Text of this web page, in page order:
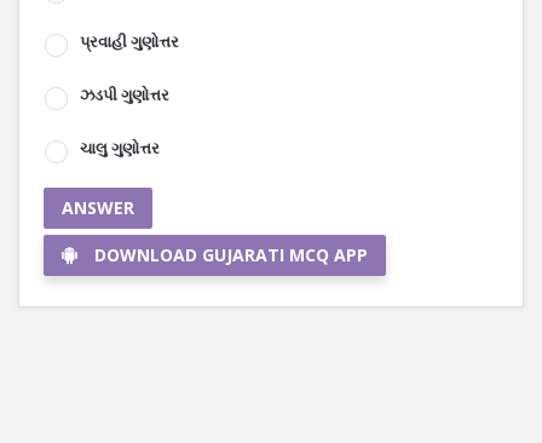
પ્રવાહી ગુણોત્તર
ઝડપી ગુણોત્તર
ચાલુ ગુણોત્તર
ANSWER
DOWNLOAD GUJARATI MCQ APP